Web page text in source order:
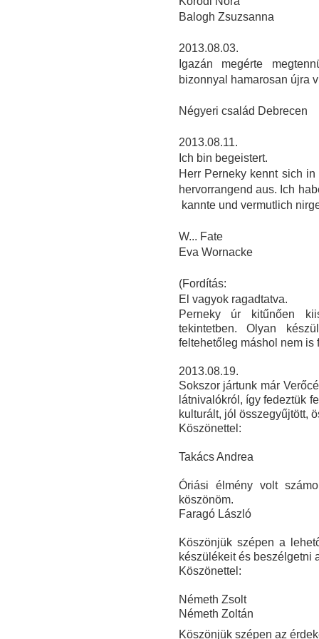
Balogh Zsuzsanna
2013.08.03.
Igazán megérte
bizonnyal hamarosan újra
Négyeri család Debrecen
2013.08.11.
Ich bin begeistert.
Herr Perneky kennt sich
hervorrangend aus. Ich
kannte und vermutlich
W... Fate
Eva Wornacke
(Fordítás:
El vagyok ragadtatva.
Perneky úr kitűnően
tekintetben. O lyan
feltehetőleg máshol nem is
2013.08.19.
Sokszor jártunk már
látnivalókról, így fedeztük
kulturált, jól összegyűjtött,
Köszönettel:
Takács Andrea
Óriási élmény volt
köszönöm.
Faragó László
Köszönjük szépen a
készülékeit és beszélgetni
Köszönettel:
Németh Zsolt
Németh Zoltán
Köszönjük szépen az